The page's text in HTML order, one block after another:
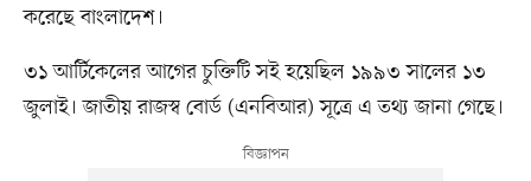
করেছে বাংলাদেশ।
৩১ আর্টিকেলের আগের চুক্তিটি সই হয়েছিল ১৯৯৩ সালের ১৩
জুলাই। জাতীয় রাজস্ব বোর্ড (এনবিআর) সূত্রে এ তথ্য জানা গেছে।